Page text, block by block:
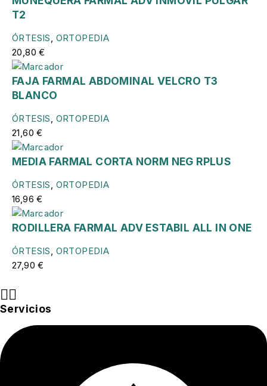
T2
ÓRTESIS, ORTOPEDIA
20,80€
FAJA FARMAL ABDOMINAL VELCRO T3
BLANCO
ÓRTESIS, ORTOPEDIA
21,60€
MEDIA FARMAL CORTA NORM NEG RPLUS
ÓRTESIS, ORTOPEDIA
16,96€
RODILLERA FARMAL ADV ESTABIL ALL IN ONE
ÓRTESIS, ORTOPEDIA
27,90€
Servicios